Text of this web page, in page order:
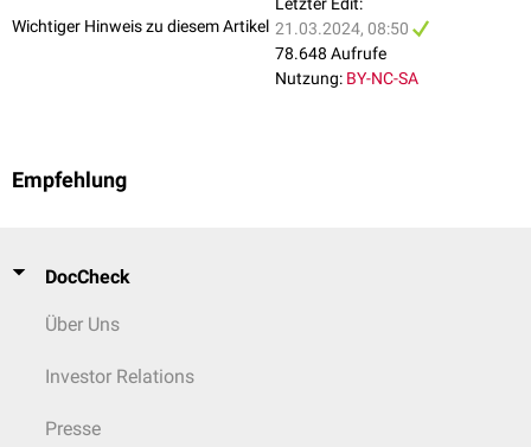
Wichtiger Hinweis zu diesem Artikel 21.03.2024, 08:50
78.648 Aufrufe
Nutzung: BY-NC-SA
Empfehlung
DocCheck
Über Uns
Investor Relations
Presse